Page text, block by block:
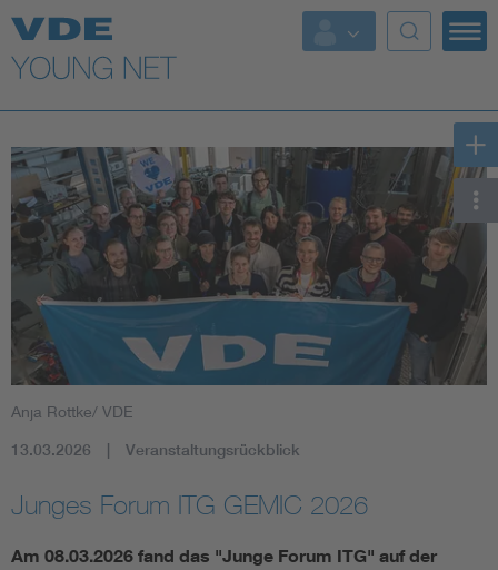
Top Themen
Fokusthemen
Energy
AI & Digital Trust
Health
Anja Rottke/ VDE
13.03.2026 Veranstaltungsrückblick
Junges Forum ITG GEMIC 2026
Am 08.03.2026 fand das "Junge Forum ITG" auf der